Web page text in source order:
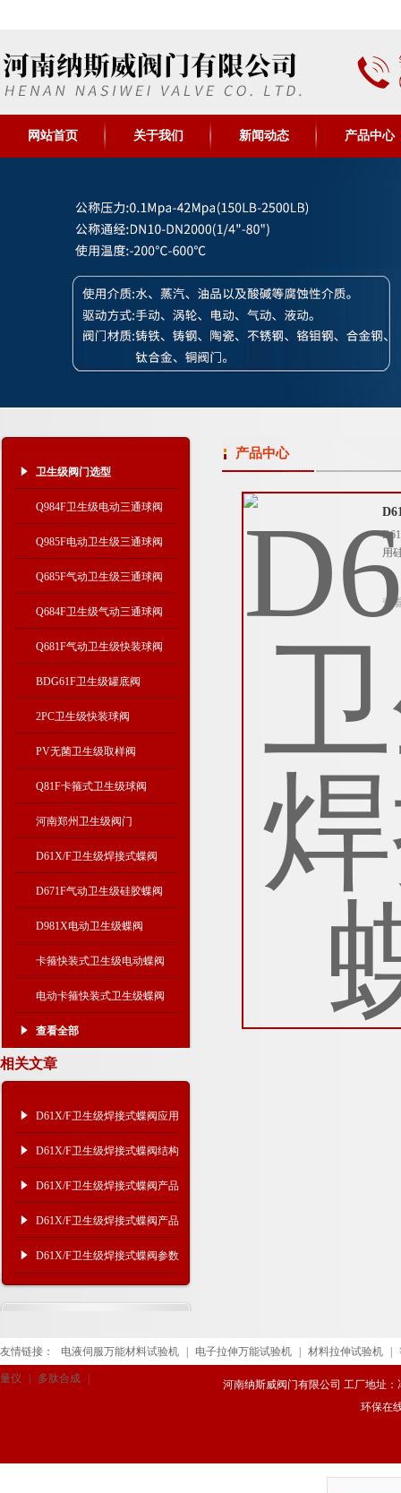
网站首页 关于我们 新闻动态 产品中心
卫生级阀门选型
Q984F卫生级电动三通球阀
Q985F电动卫生级三通球阀
Q685F气动卫生级三通球阀
Q684F卫生级气动三通球阀
Q681F气动卫生级快装球阀
BDG61F卫生级罐底阀
2PC卫生级快装球阀
PV无菌卫生级取样阀
Q81F卡箍式卫生级球阀
河南郑州卫生级阀门
D61X/F卫生级焊接式蝶阀
D671F气动卫生级硅胶蝶阀
D981X电动卫生级蝶阀
卡箍快装式卫生级电动蝶阀
电动卡箍快装式卫生级蝶阀
查看全部
相关文章
D61X/F卫生级焊接式蝶阀应用
行业及特点参数
D61X/F卫生级焊接式蝶阀结构
特点及产品应用
D61X/F卫生级焊接式蝶阀产品
结构及应用广泛
D61X/F卫生级焊接式蝶阀产品
特点与技术参数
D61X/F卫生级焊接式蝶阀参数
规格 ​
产品中心
用
查
友情链接： 电液伺服万能材料试验机 电子拉伸万能试验机 材料拉伸试验机
量仪 多肽合成
河南纳斯威阀门有限公司 工厂地址：
环保在